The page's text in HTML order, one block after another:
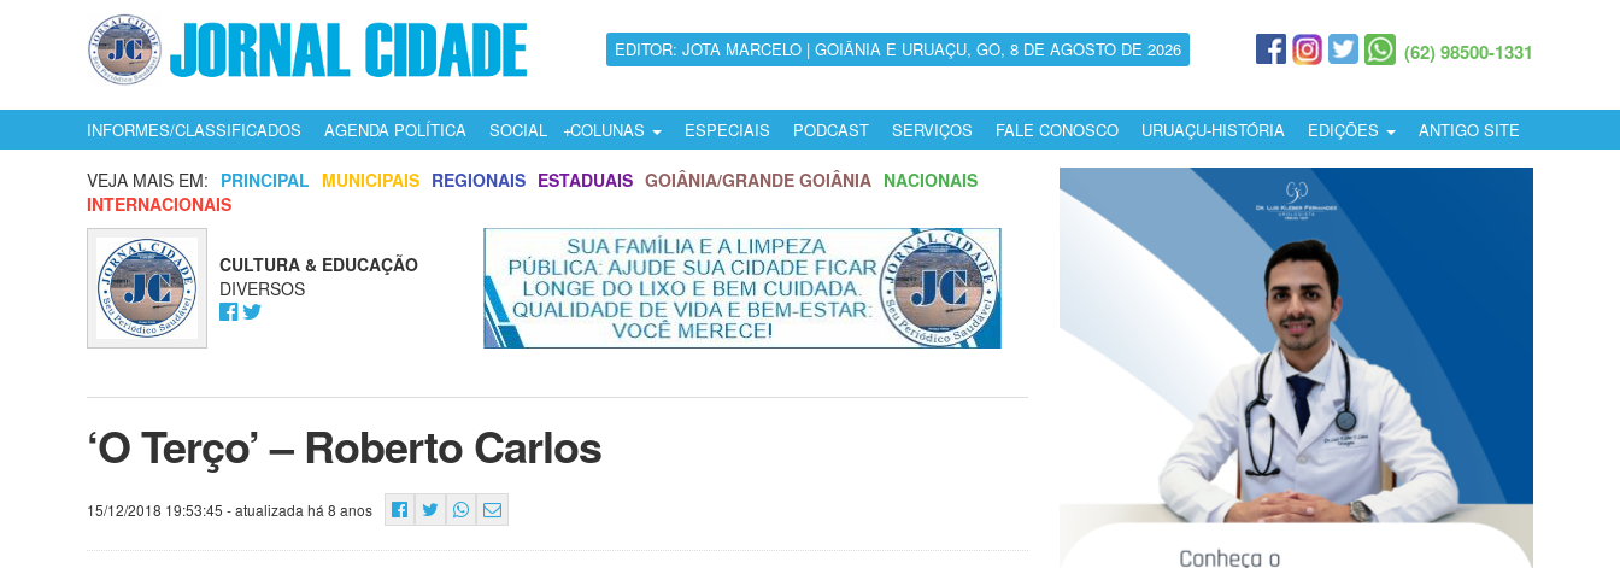
EDITOR: JOTA MARCELO | GOIÂNIA E URUAÇU, GO, 8 DE AGOSTO DE 2026 (62) 98500-1331
INFORMES/CLASSIFICADOS AGENDA POLÍTICA SOCIAL COLUNAS ESPECIAIS PODCAST SERVIÇOS FALE CONOSCO URUAÇU-HISTÓRIA EDIÇÕES ANTIGO SITE
VEJA MAIS EM: PRINCIPAL MUNICIPAIS REGIONAIS ESTADUAIS GOIÂNIA/GRANDE GOIÂNIA NACIONAIS
INTERNACIONAIS
CULTURA & EDUCAÇÃO
DIVERSOS
‘O Terço’ – Roberto Carlos
15/12/2018 19:53:45 - atualizada há 8 anos